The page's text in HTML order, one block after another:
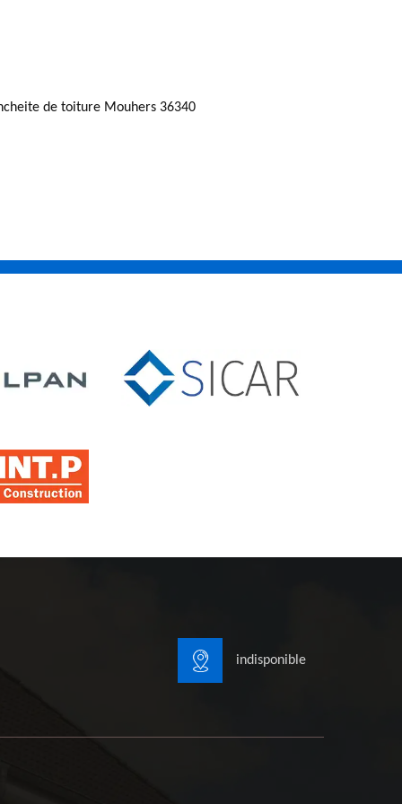
de toiture Mouhers 36340
indisponible